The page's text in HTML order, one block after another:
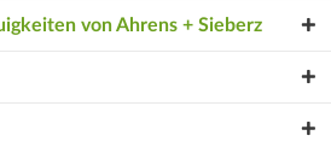
von Ahrens + Sieberz